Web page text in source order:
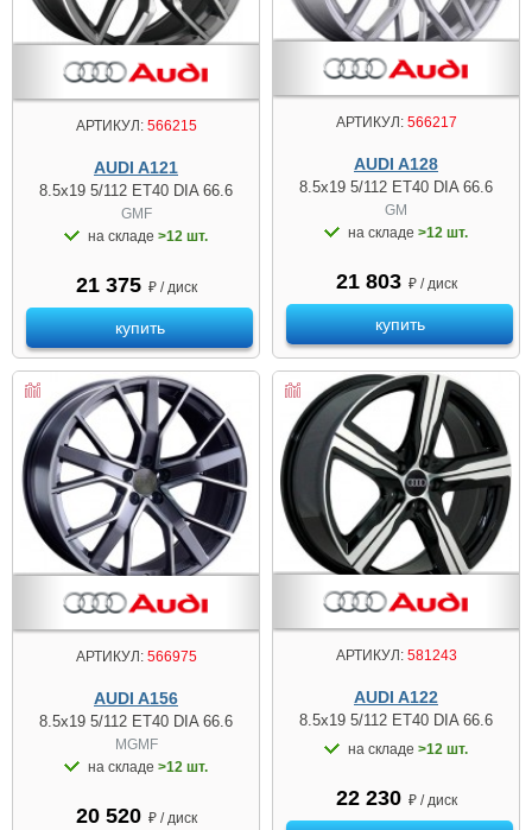
АРТИКУЛ:566215
AUDI A121
8.5x19 5/112 ET40 DIA 66.6
GMF
на складе >12 шт.
21 375 ₽ / диск
купить
АРТИКУЛ:566217
AUDI A128
8.5x19 5/112 ET40 DIA 66.6
GM
на складе >12 шт.
21 803 ₽ / диск
купить
АРТИКУЛ:566975
AUDI A156
8.5x19 5/112 ET40 DIA 66.6
MGMF
на складе >12 шт.
20 520 ₽ / диск
АРТИКУЛ:581243
AUDI A122
8.5x19 5/112 ET40 DIA 66.6
на складе >12 шт.
22 230 ₽ / диск